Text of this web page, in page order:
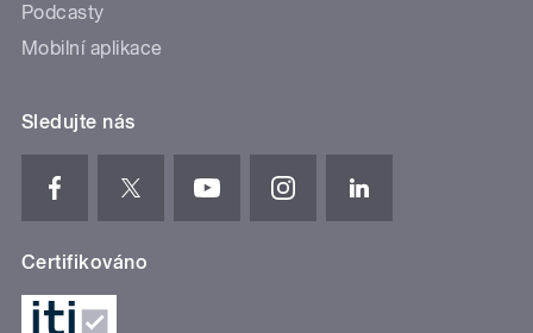
Podcasty
Mobilní aplikace
Sledujte nás
Certifikováno